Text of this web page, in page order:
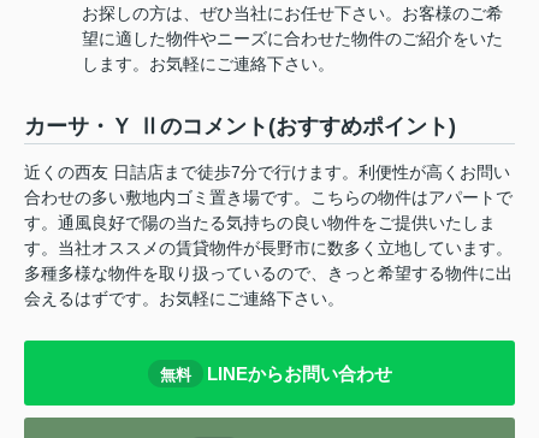
お探しの方は、ぜひ当社にお任せ下さい。お客様のご希
望に適した物件やニーズに合わせた物件のご紹介をいた
します。お気軽にご連絡下さい。
カーサ・Ｙ Ⅱのコメント(おすすめポイント)
近くの西友 日詰店まで徒歩7分で行けます。利便性が高くお問い
合わせの多い敷地内ゴミ置き場です。こちらの物件はアパートで
す。通風良好で陽の当たる気持ちの良い物件をご提供いたしま
す。当社オススメの賃貸物件が長野市に数多く立地しています。
多種多様な物件を取り扱っているので、きっと希望する物件に出
会えるはずです。お気軽にご連絡下さい。
無料 LINEからお問い合わせ